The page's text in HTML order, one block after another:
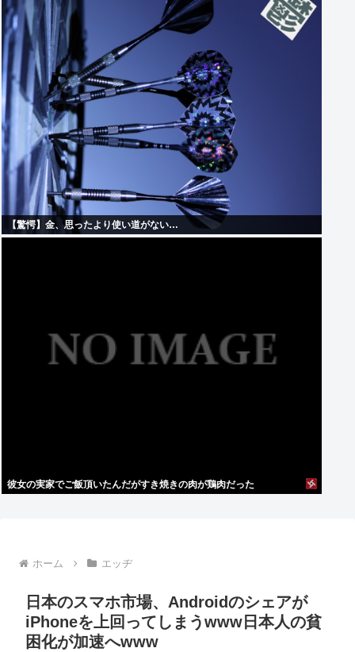
【驚愕】金、思ったより使い道がない…
彼女の実家でご飯頂いたんだがすき焼きの肉が鶏肉だった
ホーム エッヂ
日本のスマホ市場、Androidのシェアが
iPhoneを上回ってしまうwww日本人の貧
困化が加速へwww